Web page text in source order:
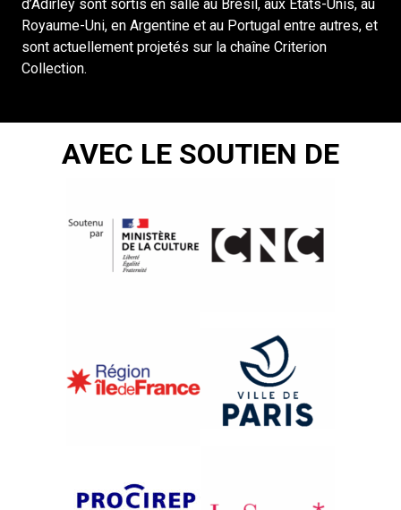
d’Adirley sont sortis en salle au Brésil, aux États-Unis, au
Royaume-Uni, en Argentine et au Portugal entre autres, et
sont actuellement projetés sur la chaîne Criterion
Collection.
AVEC LE SOUTIEN DE